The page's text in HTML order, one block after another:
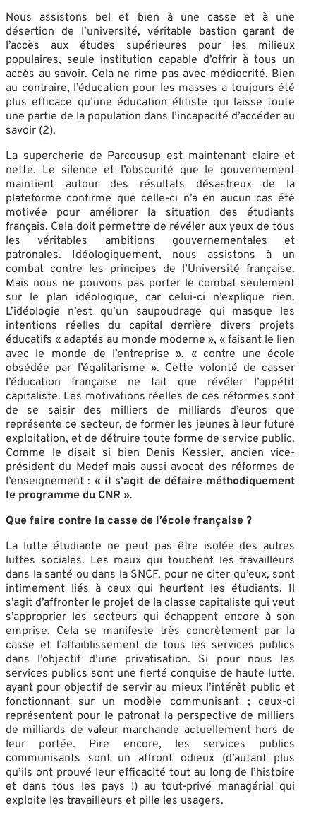
Nous assistons bel et bien à une casse et à une
désertion de l’université, véritable bastion garant de
l’accès aux études supérieures pour les milieux
populaires, seule institution capable d’offrir à tous un
accès au savoir. Cela ne rime pas avec médiocrité. Bien
au contraire, l’éducation pour les masses a toujours été
plus efficace qu’une éducation élitiste qui laisse toute
une partie de la population dans l’incapacité d’accéder au
savoir (2).
La supercherie de Parcousup est maintenant claire et
nette. Le silence et l’obscurité que le gouvernement
maintient autour des résultats désastreux de la
plateforme confirme que celle-ci n’a en aucun cas été
motivée pour améliorer la situation des étudiants
français. Cela doit permettre de révéler aux yeux de tous
les véritables ambitions gouvernementales et
patronales. Idéologiquement, nous assistons à un
combat contre les principes de l’Université française.
Mais nous ne pouvons pas porter le combat seulement
sur le plan idéologique, car celui-ci n’explique rien.
L’idéologie n’est qu’un saupoudrage qui masque les
intentions réelles du capital derrière divers projets
éducatifs « adaptés au monde moderne », « faisant le lien
avec le monde de l’entreprise », « contre une école
obsédée par l’égalitarisme ». Cette volonté de casser
l’éducation française ne fait que révéler l’appétit
capitaliste. Les motivations réelles de ces réformes sont
de se saisir des milliers de milliards d’euros que
représente ce secteur, de former les jeunes à leur future
exploitation, et de détruire toute forme de service public.
Comme le disait si bien Denis Kessler, ancien vice-
président du Medef mais aussi avocat des réformes de
l’enseignement : « il s’agit de défaire méthodiquement
le programme du CNR ».
Que faire contre la casse de l’école française ?
La lutte étudiante ne peut pas être isolée des autres
luttes sociales. Les maux qui touchent les travailleurs
dans la santé ou dans la SNCF, pour ne citer qu’eux, sont
intimement liés à ceux qui heurtent les étudiants. Il
s’agit d’affronter le projet de la classe capitaliste qui veut
s’approprier les secteurs qui échappent encore à son
emprise. Cela se manifeste très concrètement par la
casse et l’affaiblissement de tous les services publics
dans l’objectif d’une privatisation. Si pour nous les
services publics sont une fierté conquise de haute lutte,
ayant pour objectif de servir au mieux l’intérêt public et
fonctionnant sur un modèle communisant ; ceux-ci
représentent pour le patronat la perspective de milliers
de milliards de valeur marchande actuellement hors de
leur portée. Pire encore, les services publics
communisants sont un affront odieux (d’autant plus
qu’ils ont prouvé leur efficacité tout au long de l’histoire
et dans tous les pays !) au tout-privé managérial qui
exploite les travailleurs et pille les usagers.